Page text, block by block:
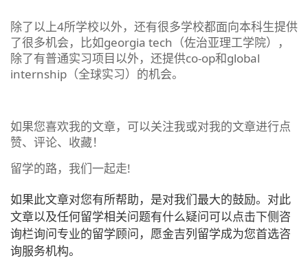
除了以上4所学校以外，还有很多学校都面向本科生提供
了很多机会，比如georgia tech（佐治亚理工学院），
除了有普通实习项目以外，还提供co-op和global
internship（全球实习）的机会。
如果您喜欢我的文章，可以关注我或对我的文章进行点
赞、评论、收藏！
留学的路，我们一起走!
如果此文章对您有所帮助，是对我们最大的鼓励。对此
文章以及任何留学相关问题有什么疑问可以点击下侧咨
询栏询问专业的留学顾问，愿金吉列留学成为您首选咨
询服务机构。